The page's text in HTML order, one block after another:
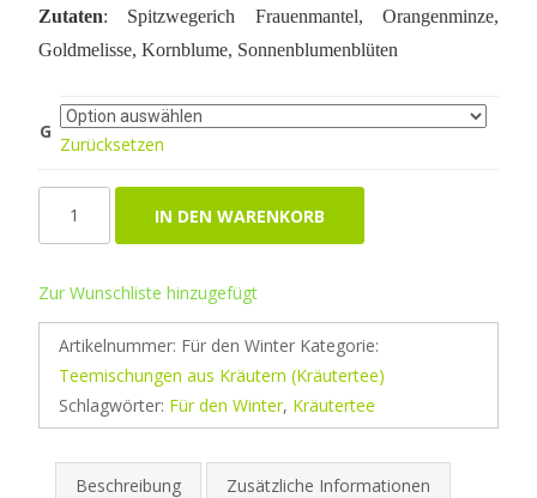
Zutaten: Spitzwegerich Frauenmantel, Orangenminze,
Goldmelisse, Kornblume, Sonnenblumenblüten
G
Zurücksetzen
Menge
IN DEN WARENKORB
Zur Wunschliste hinzugefügt
Artikelnummer: Für den Winter Kategorie:
Teemischungen aus Kräutern (Kräutertee)
Schlagwörter: Für den Winter, Kräutertee
Beschreibung Zusätzliche Informationen